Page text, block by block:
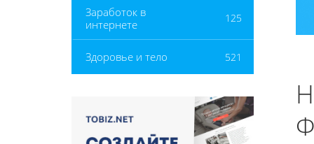
Заработок в
интернете
125
Здоровье и тело 521